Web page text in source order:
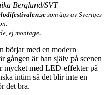
Berglund/SVT
som ägs av Sveriges
ej montage.
börjar med en modern
gången är han själv på scenen
mycket med LED-effekter på
intim så det blir inte en
det bra.